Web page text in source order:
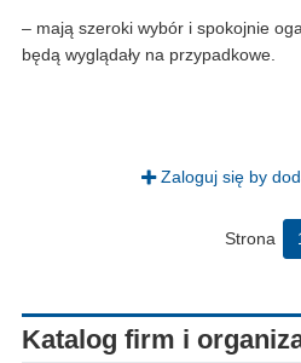
– mają szeroki wybór i spokojnie
będą wyglądały na przypadkowe.
Zaloguj się by
Strona
Katalog firm i